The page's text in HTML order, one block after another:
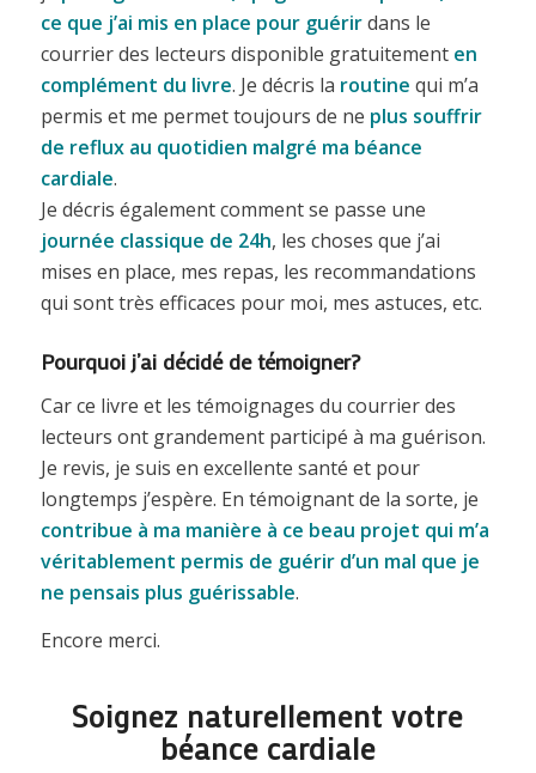
ce que j’ai mis en place pour guérirdans le
courrier des lecteurs disponible gratuitement en
complément du livre. Je décris la routine qui m’a
permis et me permet toujours de ne plus souffrir
de reflux au quotidien malgré ma béance
cardiale.
Je décris également comment se passe une
journée classique de 24h, les choses que j’ai
mises en place, mes repas, les recommandations
qui sont très efficaces pour moi, mes astuces, etc.
Pourquoi j’ai décidé de témoigner?
Car ce livre et les témoignages du courrier des
lecteurs ont grandement participé à ma guérison.
Je revis, je suis en excellente santé et pour
longtemps j’espère. En témoignant de la sorte, je
contribue à ma manière à ce beau projet qui m’a
véritablement permis de guérir d’un mal que je
ne pensais plus guérissable.
Encore merci.
Soignez naturellement votre
béance cardiale